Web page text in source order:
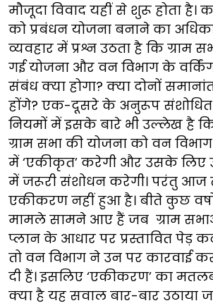
मौजूदा विवाद यहीं से शुरू होता है।
को प्रबंधन योजना बनाने का
व्यवहार में प्रश्न उठता है कि ग्राम
गई योजना और वन विभाग के
संबंध क्या होगा? क्या दोनों
होंगे? एक-दूसरे के अनुरूप संशोधित
नियमों में इसके बारे भी उल्लेख है
ग्राम सभा की योजना को वन
में ‘एकीकृत’ करेगी और उसके लिए
में जरूरी संशोधन करेगी। परंतु आज
एकीकरण नहीं हुआ है। बीते कुछ
मामले सामने आए हैं जब ग्राम
प्लान के आधार पर प्रस्तावित पेड़
तो वन विभाग ने उन पर कारवाई
दी हैं। इसलिए ‘एकीकरण’ का
क्या है यह सवाल बार-बार उठाया